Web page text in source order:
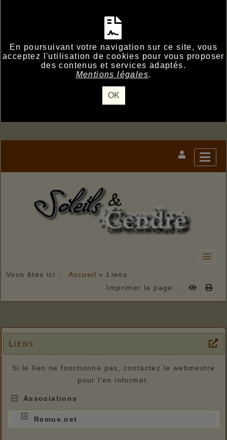
En poursuivant votre navigation sur ce site, vous
acceptez l'utilisation de cookies pour vous proposer
des contenus et services adaptés.
Mentions légales.
OK
Vous êtes ici : Accueil » Liens
Imprimer la page...
Liens
Si le lien ne fonctionne pas, contactez le webmestre
pour l'en informer.
Associations
Remue.net